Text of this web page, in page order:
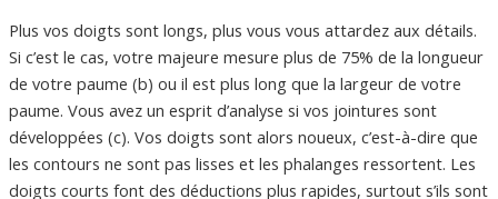
Plus vos doigts sont longs, plus vous vous attardez aux détails.
Si c’est le cas, votre majeure mesure plus de 75% de la longueur
de votre paume (b) ou il est plus long que la largeur de votre
paume. Vous avez un esprit d’analyse si vos jointures sont
développées (c). Vos doigts sont alors noueux, c’est-à-dire que
les contours ne sont pas lisses et les phalanges ressortent. Les
doigts courts font des déductions plus rapides, surtout s’ils sont